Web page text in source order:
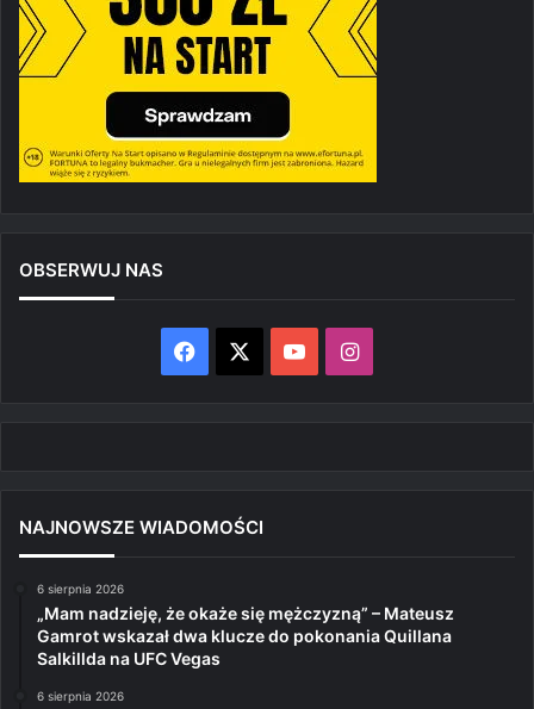
OBSERWUJ NAS
Facebook YouTubeInstagram
NAJNOWSZE WIADOMOŚCI
6 sierpnia 2026
„Mam nadzieję, że okaże się mężczyzną” – Mateusz
Gamrot wskazał dwa klucze do pokonania Quillana
Salkillda na UFC Vegas
6 sierpnia 2026